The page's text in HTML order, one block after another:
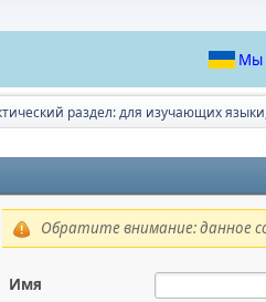
Мы
раздел: для изучающих
Обратите внимание: данное
Имя